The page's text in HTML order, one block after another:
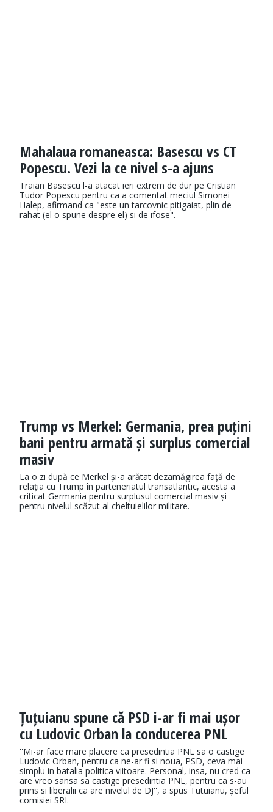
Mahalaua romaneasca: Basescu vs CT
Popescu. Vezi la ce nivel s-a ajuns
Traian Basescu l-a atacat ieri extrem de dur pe Cristian
Tudor Popescu pentru ca a comentat meciul Simonei
Halep, afirmand ca "este un tarcovnic pitigaiat, plin de
rahat (el o spune despre el) si de ifose".
Trump vs Merkel: Germania, prea puțini
bani pentru armată și surplus comercial
masiv
La o zi după ce Merkel și-a arătat dezamăgirea față de
relația cu Trump în parteneriatul transatlantic, acesta a
criticat Germania pentru surplusul comercial masiv și
pentru nivelul scăzut al cheltuielilor militare.
Țuțuianu spune că PSD i-ar fi mai ușor
cu Ludovic Orban la conducerea PNL
''Mi-ar face mare placere ca presedintia PNL sa o castige
Ludovic Orban, pentru ca ne-ar fi si noua, PSD, ceva mai
simplu in batalia politica viitoare. Personal, insa, nu cred ca
are vreo sansa sa castige presedintia PNL, pentru ca s-au
prins si liberalii ca are nivelul de DJ'', a spus Tutuianu, șeful
comisiei SRI.